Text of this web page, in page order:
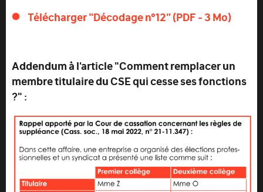
Télécharger “Décodage n°12” (PDF - 3 Mo)
Addendum à l'article "Comment remplacer un
membre titulaire du CSE qui cesse ses fonctions
?" :